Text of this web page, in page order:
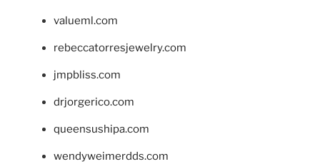
valueml.com
rebeccatorresjewelry.com
jmpbliss.com
drjorgerico.com
queensushipa.com
wendyweimerdds.com